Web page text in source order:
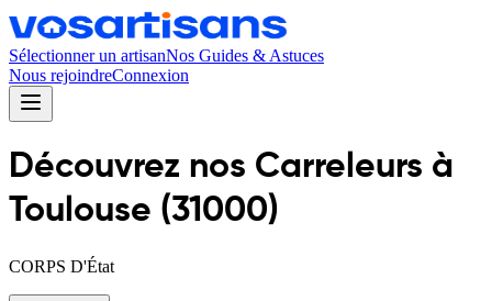
Sélectionner un artisanNos Guides & Astuces
Nous rejoindreConnexion
Découvrez nos Carreleurs à
Toulouse (31000)
CORPS D'État